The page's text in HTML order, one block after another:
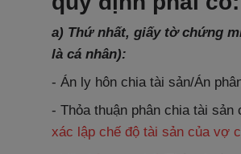
a) Thứ nhất, giấy tờ chứng
là cá nhân):
- Án ly hôn chia tài sản/Án
- Thỏa thuận phân chia tài
xác lập chế độ tài sản của vợ